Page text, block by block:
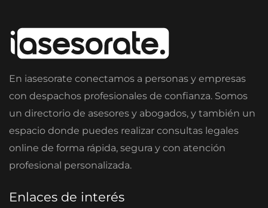
En iasesorate conectamos a personas y empresas
con despachos profesionales de confianza. Somos
un directorio de asesores y abogados, y también un
espacio donde puedes realizar consultas legales
online de forma rápida, segura y con atención
profesional personalizada.
Enlaces de interés